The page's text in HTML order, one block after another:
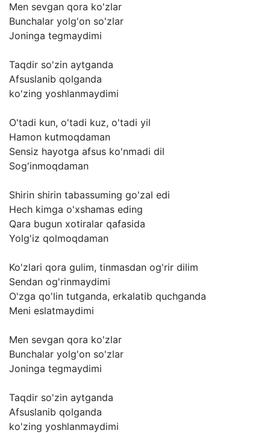
Men sevgan qora ko'zlar
Bunchalar yolg'on so'zlar
Joninga tegmaydimi
Taqdir so'zin aytganda
Afsuslanib qolganda
ko'zing yoshlanmaydimi
O'tadi kun, o'tadi kuz, o'tadi yil
Hamon kutmoqdaman
Sensiz hayotga afsus ko'nmadi dil
Sog'inmoqdaman
Shirin shirin tabassuming go'zal edi
Hech kimga o'xshamas eding
Qara bugun xotiralar qafasida
Yolg'iz qolmoqdaman
Ko'zlari qora gulim, tinmasdan og'rir dilim
Sendan og'rinmaydimi
O'zga qo'lin tutganda, erkalatib quchganda
Meni eslatmaydimi
Men sevgan qora ko'zlar
Bunchalar yolg'on so'zlar
Joninga tegmaydimi
Taqdir so'zin aytganda
Afsuslanib qolganda
ko'zing yoshlanmaydimi